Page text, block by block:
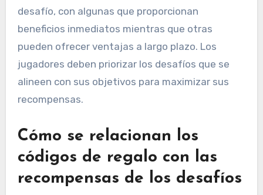
desafío, con algunas que proporcionan
beneficios inmediatos mientras que otras
pueden ofrecer ventajas a largo plazo. Los
jugadores deben priorizar los desafíos que se
alineen con sus objetivos para maximizar sus
recompensas.
Cómo se relacionan los
códigos de regalo con las
recompensas de los desafíos